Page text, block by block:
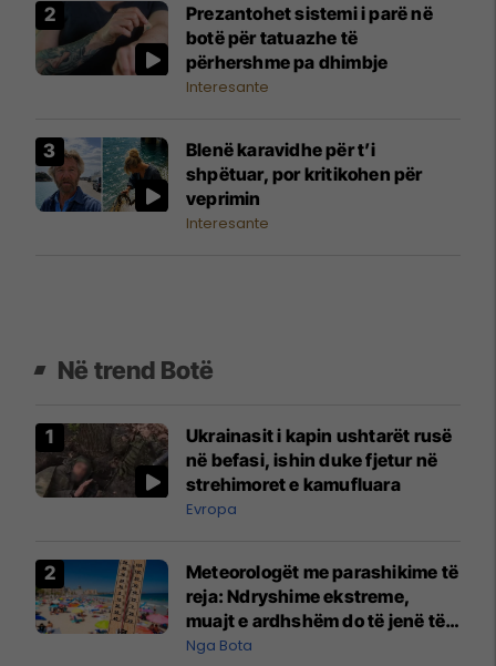
Prezantohet sistemi i parë në
botë për tatuazhe të
përhershme pa dhimbje
Interesante
Blenë karavidhe për t’i
shpëtuar, por kritikohen për
veprimin
Interesante
Në trend Botë
Ukrainasit i kapin ushtarët rusë
në befasi, ishin duke fjetur në
strehimoret e kamufluara
Evropa
Meteorologët me parashikime të
reja: Ndryshime ekstreme,
muajt e ardhshëm do të jenë të
pazakontë
Nga Bota